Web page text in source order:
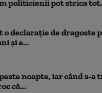
politicienii pot strica tot.
declarație de dragoste
și e...
noapte, iar când s-a
că...